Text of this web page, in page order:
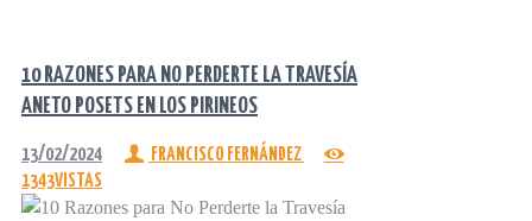
10 RAZONES PARA NO PERDERTE LA TRAVESÍA
ANETO POSETS EN LOS PIRINEOS
13/02/2024
FRANCISCO FERNÁNDEZ
1343VISTAS